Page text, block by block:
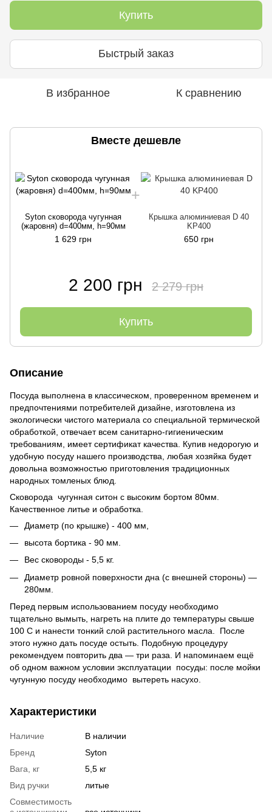
Купить
Быстрый заказ
В избранное К сравнению
Вместе дешевле
Syton сковорода чугунная
(жаровня) d=400мм, h=90мм
1 629 грн
Крышка алюминиевая D 40
KP400
650 грн
2 200 грн 2 279 грн
Купить
Описание
Посуда выполнена в классическом, проверенном временем и
предпочтениями потребителей дизайне, изготовлена из
экологически чистого материала со специальной термической
обработкой, отвечает всем санитарно-гигиеническим
требованиям, имеет сертификат качества. Купив недорогую и
удобную посуду нашего производства, любая хозяйка будет
довольна возможностью приготовления традиционных
народных томленых блюд.
Сковорода чугунная ситон с высоким бортом 80мм.
Качественное литье и обработка.
Диаметр (по крышке) - 400 мм,
высота бортика - 90 мм.
Вес сковороды - 5,5 кг.
Диаметр ровной поверхности дна (с внешней стороны) ―
280мм.
Перед первым использованием посуду необходимо
тщательно вымыть, нагреть на плите до температуры свыше
100 С и нанести тонкий слой растительного масла. После
этого нужно дать посуде остыть. Подобную процедуру
рекомендуем повторить два ― три раза. И напоминаем ещё
об одном важном условии эксплуатации посуды: после мойки
чугунную посуду необходимо вытереть насухо.
Характеристики
Наличие
В наличии
Бренд
Syton
Вага, кг
5,5 кг
Вид ручки
литые
Совместимость